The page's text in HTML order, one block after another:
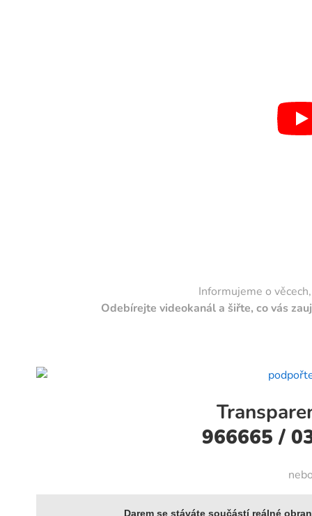
Informujeme o
Odebírejte videokanál a šiřte, co vás
966665 /